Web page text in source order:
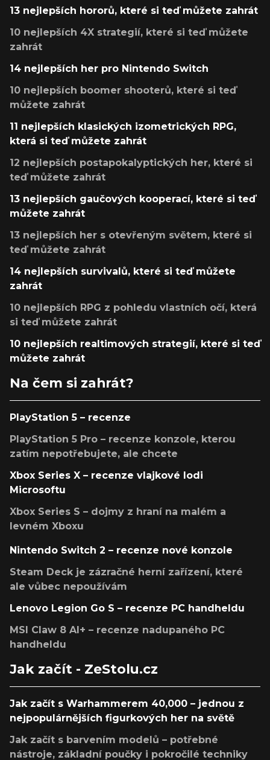
13 nejlepších hororů, které si teď můžete zahrát
10 nejlepších 4X strategií, které si teď můžete
zahrát
14 nejlepších her pro Nintendo Switch
10 nejlepších boomer shooterů, které si teď
můžete zahrát
11 nejlepších klasických izometrických RPG,
která si teď můžete zahrát
12 nejlepších postapokalyptických her, které si
teď můžete zahrát
13 nejlepších gaučových kooperací, které si teď
můžete zahrát
13 nejlepších her s otevřeným světem, které si
teď můžete zahrát
14 nejlepších survivalů, které si teď můžete
zahrát
10 nejlepších RPG z pohledu vlastních očí, která
si teď můžete zahrát
10 nejlepších realtimových strategií, které si teď
můžete zahrát
Na čem si zahrát?
PlayStation 5 – recenze
PlayStation 5 Pro – recenze konzole, kterou
zatím nepotřebujete, ale chcete
Xbox Series X – recenze vlajkové lodi
Microsoftu
Xbox Series S – dojmy z hraní na malém a
levném Xboxu
Nintendo Switch 2 – recenze nové konzole
Steam Deck je zázračné herní zařízení, které
ale vůbec nepoužívám
Lenovo Legion Go S – recenze PC handheldu
MSI Claw 8 AI+ – recenze nadupaného PC
handheldu
Jak začít - ZeStolu.cz
Jak začít s Warhammerem 40,000 – jednou z
nejpopulárnějších figurkových her na světě
Jak začít s barvením modelů – potřebné
nástroje, základní poučky i pokročilé techniky